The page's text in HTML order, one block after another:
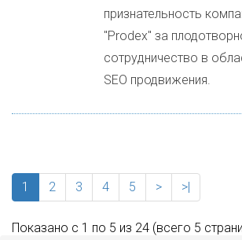
признательность
"Prodex" за
сотрудничество в
SEO продвижения.
1 2 3 4 5 > >|
Показано с 1 по 5 из 24 (всего 5